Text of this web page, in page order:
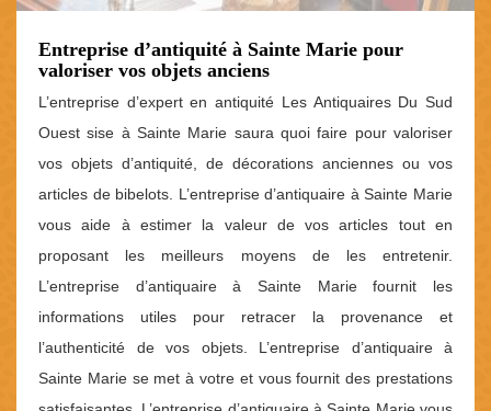
Entreprise d’antiquité à Sainte Marie pour
valoriser vos objets anciens
L’entreprise d’expert en antiquité Les Antiquaires Du Sud
Ouest sise à Sainte Marie saura quoi faire pour valoriser
vos objets d’antiquité, de décorations anciennes ou vos
articles de bibelots. L’entreprise d’antiquaire à Sainte Marie
vous aide à estimer la valeur de vos articles tout en
proposant les meilleurs moyens de les entretenir.
L’entreprise d’antiquaire à Sainte Marie fournit les
informations utiles pour retracer la provenance et
l’authenticité de vos objets. L’entreprise d’antiquaire à
Sainte Marie se met à votre et vous fournit des prestations